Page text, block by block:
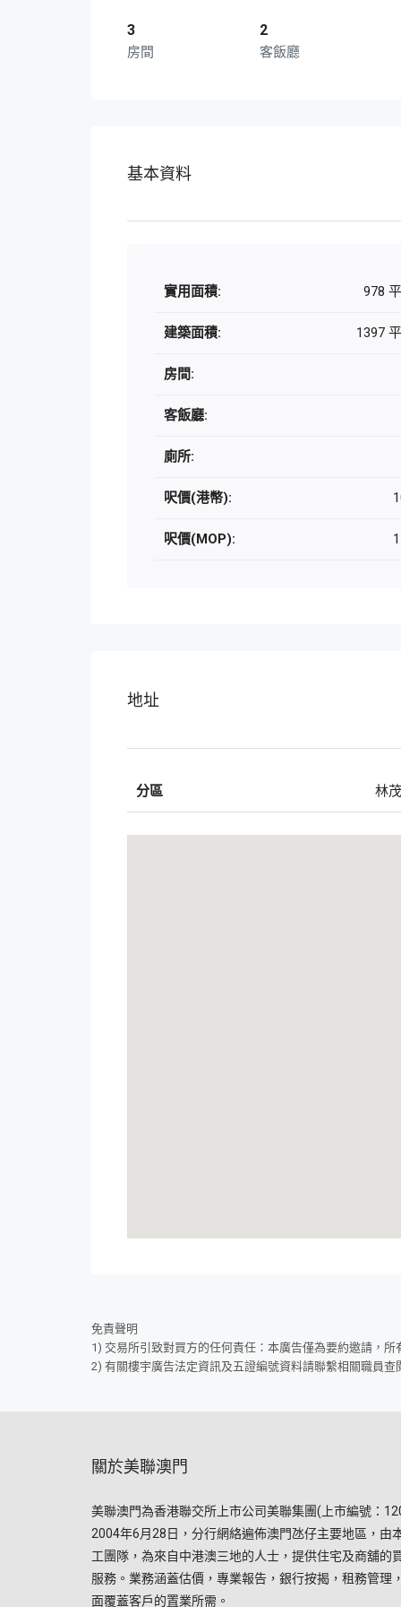
3
房間
2
客飯廳
基本資料
實用面積: 978
建築面積: 1397
房間:
客飯廳:
廁所:
呎價(港幣):
呎價(MOP):
地址
分區 林
免責聲明
1) 交易所引致對買方的任何責任：本廣告僅為要約邀請，
2) 有關樓宇廣告法定資訊及五證編號資料請聯繫相關職員查
關於美聯澳門
美聯澳門為香港聯交所上市公司美聯集團(上市編號：
2004年6月28日，分行網絡遍佈澳門氹仔主要地區，由
工團隊，為來自中港澳三地的人士，提供住宅及商舖的
服務。業務涵蓋估價，專業報告，銀行按揭，租務管理
面覆蓋客戶的置業所需。